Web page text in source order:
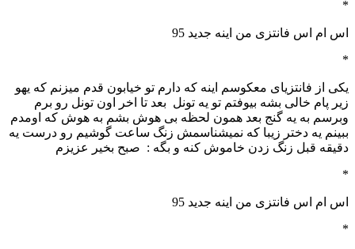
*
اس ام اس فانتزی من اینه جدید 95
*
یکی از فانتزیای معکوسم اینه که دارم تو خیابون قدم میزنم که یهو
زیر پام خالی بشه بیوفتم تو یه تونل بعد تا اخر اون تونل رو برم
وبرسم به یه گنج بعد همون لحظه بی هوش بشم به هوش که اومدم
ببینم یه دختر زیبا که نمیشناسمش زنگ ساعت گوشیم رو درست یه
دقیقه قبل زنگ زدن خاموش کنه و بگه : صبح بخیر عزیزم
*
اس ام اس فانتزی من اینه جدید 95
*